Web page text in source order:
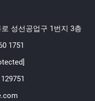
성선공업구 1번지 3층
1751